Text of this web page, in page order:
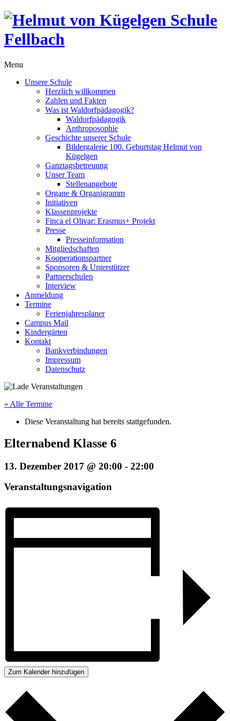
Menu
Unsere Schule
Herzlich willkommen
Zahlen und Fakten
Was ist Waldorfpädagogik?
Waldorfpädagogik
Anthroposophie
Geschichte unserer Schule
Bildergalerie 100. Geburtstag Helmut von
Kügelgen
Ganztagsbetreuung
Unser Team
Stellenangebote
Organe & Organigramm
Initiativen
Klassenprojekte
Finca el Olivar: Erasmus+ Projekt
Presse
Presseinformation
Mitgliedschaften
Kooperationspartner
Sponsoren & Unterstützer
Partnerschulen
Interview
Anmeldung
Termine
Ferienjahresplaner
Campus Mail
Kindergärten
Kontakt
Bankverbindungen
Impressum
Datenschutz
« Alle Termine
Diese Veranstaltung hat bereits stattgefunden.
Elternabend Klasse 6
13. Dezember 2017 @ 20:00 - 22:00
Veranstaltungsnavigation
Zum Kalender hinzufügen